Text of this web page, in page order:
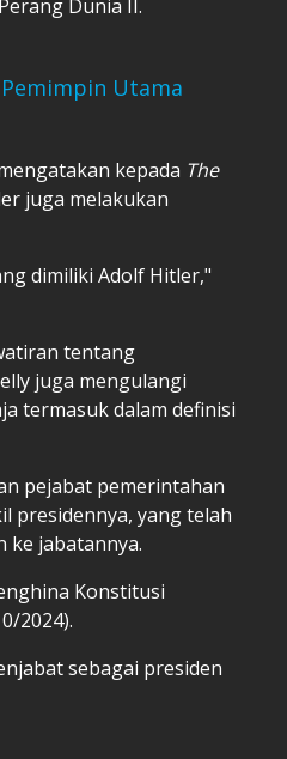
Dunia II.
Utama
kepada The
juga melakukan
dimiliki Adolf Hitler,"
tentang
juga mengulangi
termasuk dalam definisi
pejabat pemerintahan
presidennya, yang telah
ke jabatannya.
Konstitusi
2024).
sebagai presiden